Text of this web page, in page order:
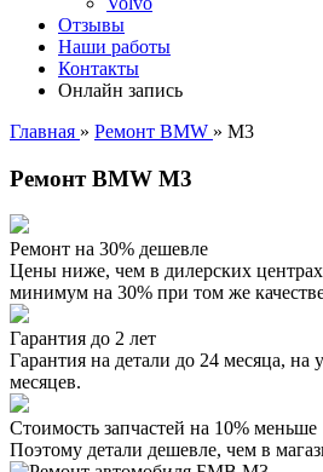
Отзывы
Наши работы
Контакты
Онлайн запись
Главная » Ремонт BMW » M3
Ремонт BMW M3
Ремонт на 30% дешевле
Цены ниже, чем в дилерских
минимум на 30% при том же
Гарантия до 2 лет
Гарантия на детали до 24 месяца, на
месяцев.
Стоимость запчастей на 10% меньше
Поэтому детали дешевле, чем в